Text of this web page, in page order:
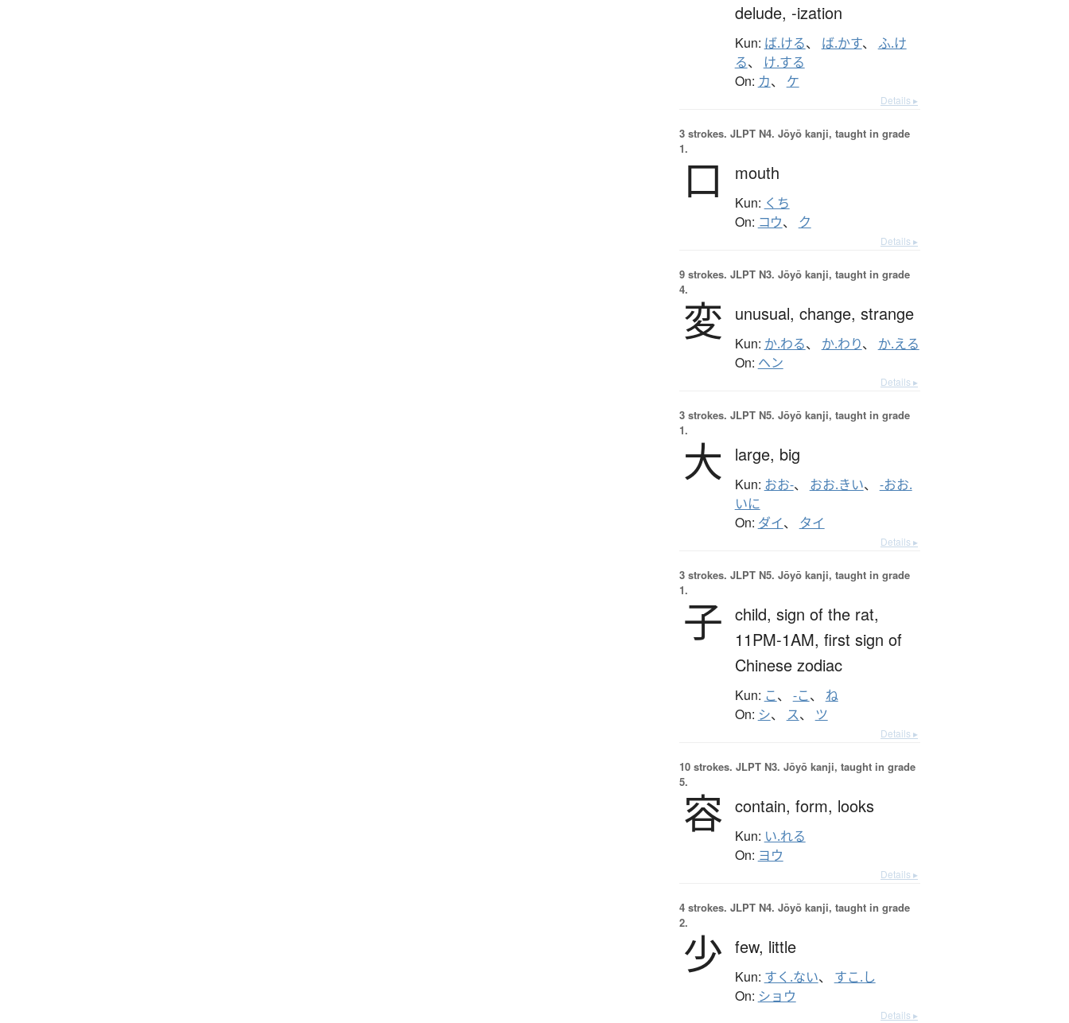
delude, -ization
Kun: ば.ける、 ば.かす、 ふ.け
る、 け.する
On: カ、 ケ
Details ▸
3 strokes. JLPT N4. Jōyō kanji, taught in grade
1.
口 mouth
Kun: くち
On: コウ、 ク
Details ▸
9 strokes. JLPT N3. Jōyō kanji, taught in grade
4.
変 unusual, change, strange
Kun: か.わる、 か.わり、 か.える
On: ヘン
Details ▸
3 strokes. JLPT N5. Jōyō kanji, taught in grade
1.
大 large, big
Kun: おお-、 おお.きい、 -おお.
いに
On: ダイ、 タイ
Details ▸
3 strokes. JLPT N5. Jōyō kanji, taught in grade
1.
子 child, sign of the rat,
11PM-1AM, first sign of
Chinese zodiac
Kun: こ、 -こ、 ね
On: シ、 ス、 ツ
Details ▸
10 strokes. JLPT N3. Jōyō kanji, taught in grade
5.
容 contain, form, looks
Kun: い.れる
On: ヨウ
Details ▸
4 strokes. JLPT N4. Jōyō kanji, taught in grade
2.
少 few, little
Kun: すく.ない、 すこ.し
On: ショウ
Details ▸